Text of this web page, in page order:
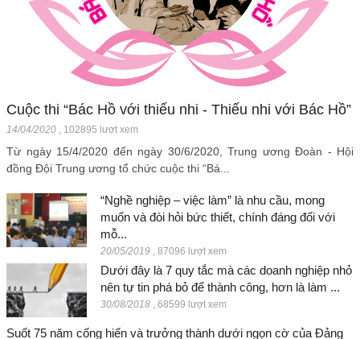
Cuộc thi “Bác Hồ với thiếu nhi - Thiếu nhi với Bác Hồ”
14/04/2020 102895 lượt xem
Từ ngày 15/4/2020 đến ngày 30/6/2020, Trung ương Đoàn - Hội
đồng Đội Trung ương tổ chức cuộc thi “Bá...
“Nghề nghiệp – việc làm” là nhu cầu, mong
muốn và đòi hỏi bức thiết, chính đáng đối với
mỗ...
20/05/2019 87096 lượt xem
Dưới đây là 7 quy tắc mà các doanh nghiệp nhỏ
nên tự tin phá bỏ để thành công, hơn là làm ...
30/08/2018 68599 lượt xem
Suốt 75 năm cống hiến và trưởng thành dưới ngọn cờ của Đảng